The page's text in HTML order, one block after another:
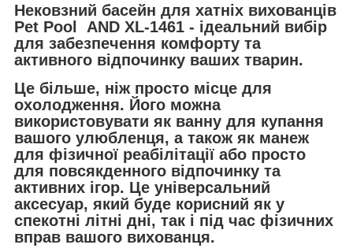
Нековзний басейн для хатніх вихованців
Pet Pool AND XL-1461 - ідеальний вибір
для забезпечення комфорту та
активного відпочинку ваших тварин.
Це більше, ніж просто місце для
охолодження. Його можна
використовувати як ванну для купання
вашого улюбленця, а також як манеж
для фізичної реабілітації або просто
для повсякденного відпочинку та
активних ігор. Це універсальний
аксесуар, який буде корисний як у
спекотні літні дні, так і під час фізичних
вправ вашого вихованця.